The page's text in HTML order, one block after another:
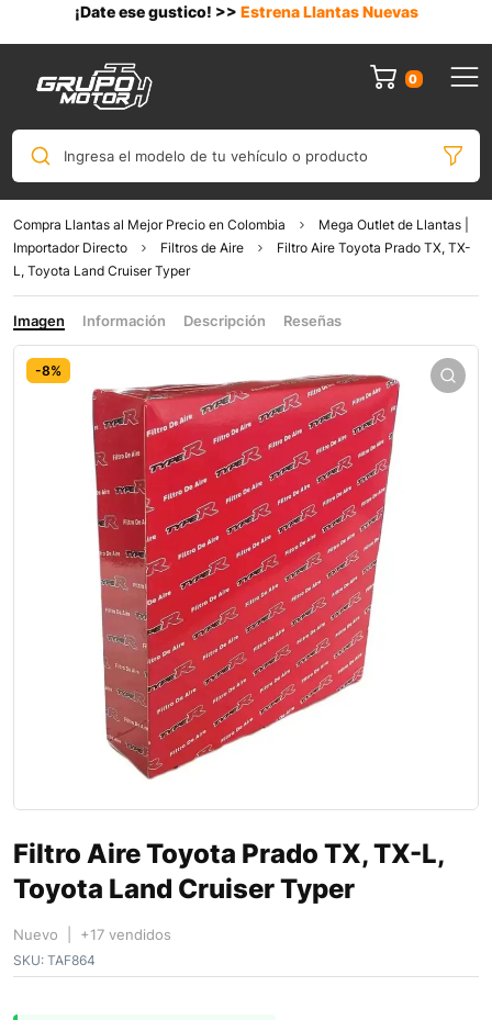
¡Date ese gustico! >> Estrena Llantas Nuevas
0
Ingresa el modelo de tu vehículo o producto
Compra Llantas al Mejor Precio en Colombia
Mega Outlet de Llantas |
Importador Directo
Filtros de Aire
Filtro Aire Toyota Prado TX, TX-
L, Toyota Land Cruiser Typer
Imagen Información Descripción Reseñas
-8%
Filtro Aire Toyota Prado TX, TX-L,
Toyota Land Cruiser Typer
Nuevo | +17 vendidos
SKU: TAF864